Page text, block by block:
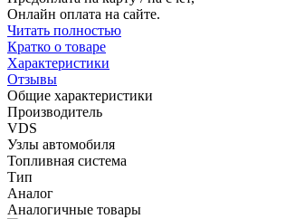
Онлайн оплата на сайте.
Читать полностью
Кратко о товаре
Характеристики
Отзывы
Общие характеристики
Производитель
VDS
Узлы автомобиля
Топливная система
Тип
Аналог
Аналогичные товары